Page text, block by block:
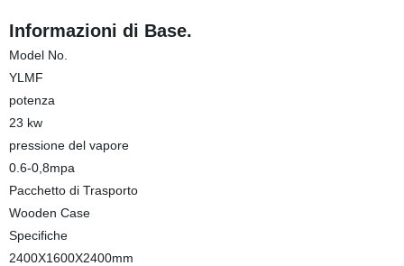
Informazioni di Base.
Model No.
YLMF
potenza
23 kw
pressione del vapore
0.6-0,8mpa
Pacchetto di Trasporto
Wooden Case
Specifiche
2400X1600X2400mm